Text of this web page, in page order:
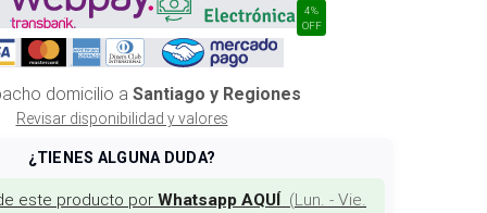
4%
OFF
domicilio a Santiago y Regiones
Revisar disponibilidad y valores
¿TIENES ALGUNA DUDA?
este producto por Whatsapp AQUÍ (Lun. - Vie.